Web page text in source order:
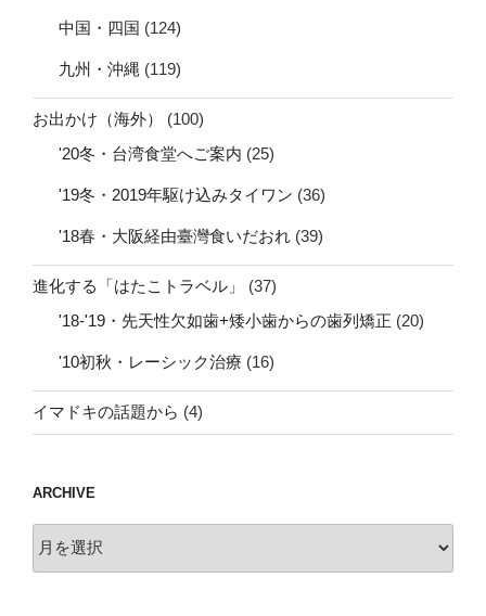
中国・四国 (124)
九州・沖縄 (119)
お出かけ（海外）
(100)
'20冬・台湾食堂へご案内 (25)
'19冬・2019年駆け込みタイワン (36)
'18春・大阪経由臺灣食いだおれ (39)
進化する「はたこトラベル」
(37)
'18-'19・先天性欠如歯+矮小歯からの歯列矯正 (20)
'10初秋・レーシック治療 (16)
イマドキの話題から (4)
ARCHIVE